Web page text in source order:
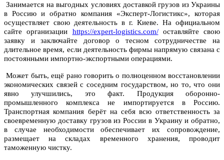
Занимается на выгодных условиях доставкой грузов из Украины
в Россию и обратно компания «Эксперт-Логистикс», которая
осуществляет свою деятельность в г. Киеве. На официальном
сайте организации https://expert-logistics.com/оставляйте свою
заявку и заключайте договор о тесном сотрудничестве на
длительное время, если деятельность фирмы напрямую связана с
постоянными импортно-экспортными операциями.
Может быть, ещё рано говорить о полноценном восстановлении
экономических связей с соседним государством, но то, что они
явно улучшились, это факт. Продукция оборонно-
промышленного комплекса не импортируется в Россию.
Транспортная компания берёт на себя всю ответственность за
своевременную доставку грузов из России в Украину и обратно,
в случае необходимости обеспечивает их сопровождение,
размещает на складах временного хранения, проводит
таможенную чистку.